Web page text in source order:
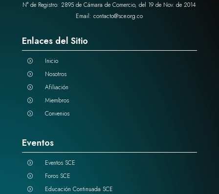
N° de Registro: 2895 de Cámara de Comercio, del 19 de Nov. de 2014
Email: contacto@sce.org.co
Enlaces del Sitio
= Inicio
= Nosotros
= Afiliación
= Miembros
= Convenios
Eventos
= Eventos SCE
= Foros SCE
= Educación Continuada SCE